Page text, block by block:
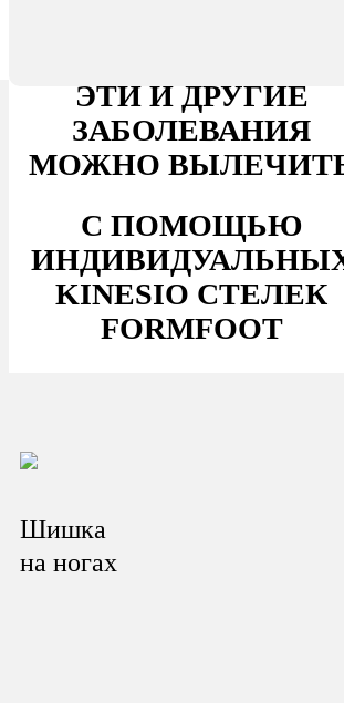
ЭТИ И ДРУГИЕ
ЗАБОЛЕВАНИЯ
МОЖНО
С ПОМОЩЬЮ
KINESIO СТЕЛЕК
FORMFOOT
Шишка
на ногах